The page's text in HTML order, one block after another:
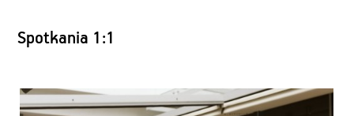
Spotkania 1:1